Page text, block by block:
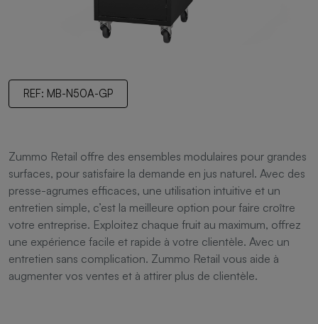
REF: MB-N50A-GP
Zummo Retail offre des ensembles modulaires pour grandes
surfaces, pour satisfaire la demande en jus naturel. Avec des
presse-agrumes efficaces, une utilisation intuitive et un
entretien simple, c’est la meilleure option pour faire croître
votre entreprise. Exploitez chaque fruit au maximum, offrez
une expérience facile et rapide à votre clientèle. Avec un
entretien sans complication. Zummo Retail vous aide à
augmenter vos ventes et à attirer plus de clientèle.